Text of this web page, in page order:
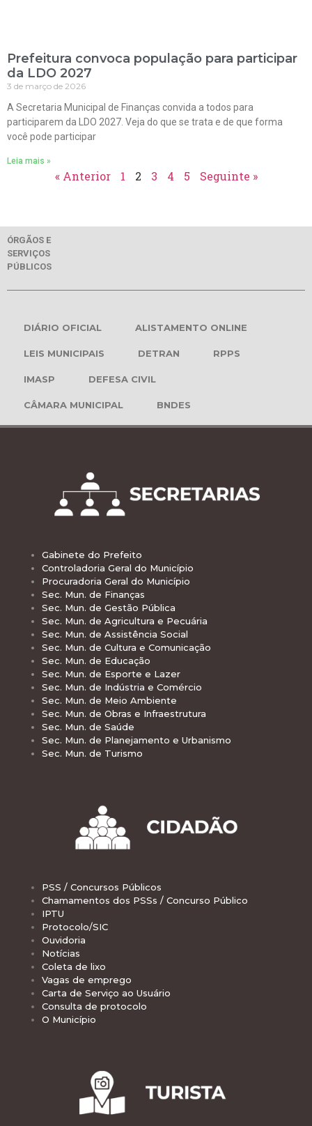
Prefeitura convoca população para participar
da LDO 2027
3 de março de 2026
A Secretaria Municipal de Finanças convida a todos para
participarem da LDO 2027. Veja do que se trata e de que forma
você pode participar
Leia mais »
« Anterior 1 2 3 4 5 Seguinte »
ÓRGÃOS E
SERVIÇOS
PÚBLICOS
DIÁRIO OFICIAL ALISTAMENTO ONLINE
LEIS MUNICIPAIS DETRAN RPPS
IMASP DEFESA CIVIL
CÂMARA MUNICIPAL BNDES
Gabinete do Prefeito
Controladoria Geral do Município
Procuradoria Geral do Município
Sec. Mun. de Finanças
Sec. Mun. de Gestão Pública
Sec. Mun. de Agricultura e Pecuária
Sec. Mun. de Assistência Social
Sec. Mun. de Cultura e Comunicação
Sec. Mun. de Educação
Sec. Mun. de Esporte e Lazer
Sec. Mun. de Indústria e Comércio
Sec. Mun. de Meio Ambiente
Sec. Mun. de Obras e Infraestrutura
Sec. Mun. de Saúde
Sec. Mun. de Planejamento e Urbanismo
Sec. Mun. de Turismo
PSS / Concursos Públicos
Chamamentos dos PSSs / Concurso Público
IPTU
Protocolo/SIC
Ouvidoria
Notícias
Coleta de lixo
Vagas de emprego
Carta de Serviço ao Usuário
Consulta de protocolo
O Município